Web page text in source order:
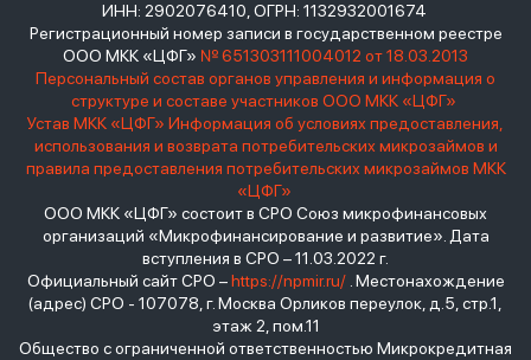
ИНН: 2902076410, ОГРН: 1132932001674
Регистрационный номер записи в государственном реестре
ООО МКК «ЦФГ» № 651303111004012 от 18.03.2013
Персональный состав органов управления и информация о
структуре и составе участников ООО МКК «ЦФГ»
Устав МКК «ЦФГ» Информация об условиях предоставления,
использования и возврата потребительских микрозаймов и
правила предоставления потребительских микрозаймов МКК
«ЦФГ»
ООО МКК «ЦФГ» состоит в СРО Союз микрофинансовых
организаций «Микрофинансирование и развитие». Дата
вступления в СРО – 11.03.2022 г.
Официальный сайт СРО –https://npmir.ru/. Местонахождение
(адрес) СРО - 107078, г. Москва Орликов переулок, д.5, стр.1,
этаж 2, пом.11
Общество с ограниченной ответственностью Микрокредитная